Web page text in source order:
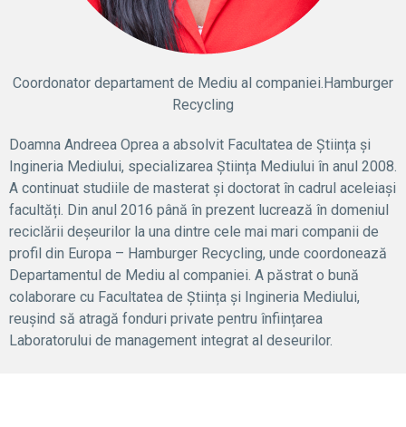
Coordonator departament de Mediu al companiei.Hamburger
Recycling
Doamna Andreea Oprea a absolvit Facultatea de Știința și
Ingineria Mediului, specializarea Știința Mediului în anul 2008.
A continuat studiile de masterat și doctorat în cadrul aceleiași
facultăți. Din anul 2016 până în prezent lucrează în domeniul
reciclării deșeurilor la una dintre cele mai mari companii de
profil din Europa – Hamburger Recycling, unde coordonează
Departamentul de Mediu al companiei. A păstrat o bună
colaborare cu Facultatea de Știința și Ingineria Mediului,
reușind să atragă fonduri private pentru înființarea
Laboratorului de management integrat al deseurilor.